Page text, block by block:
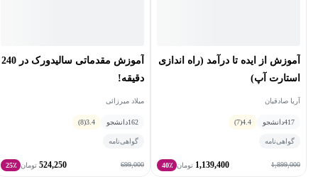
آموزش از ایده تا درآمد (راه اندازی
استارت آپ)
آریا صادقیان
417دانشجو 4.4
(7)
گواهی‌نامه
1,899,000
1,139,400 تومان 40٪
آموزش مقدماتی سالیدورک در 240
دقیقه!
میلاد میرزائی
162دانشجو 3.4
(8)
گواهی‌نامه
699,000
524,250 تومان 25٪